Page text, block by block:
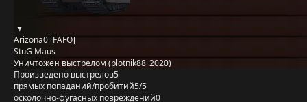
Arizona0 [FAFO]
StuG Maus
Уничтожен выстрелом (plotnik88_2020)
Произведено выстрелов5
прямых попаданий/пробитий5/5
осколочно-фугасных повреждений0